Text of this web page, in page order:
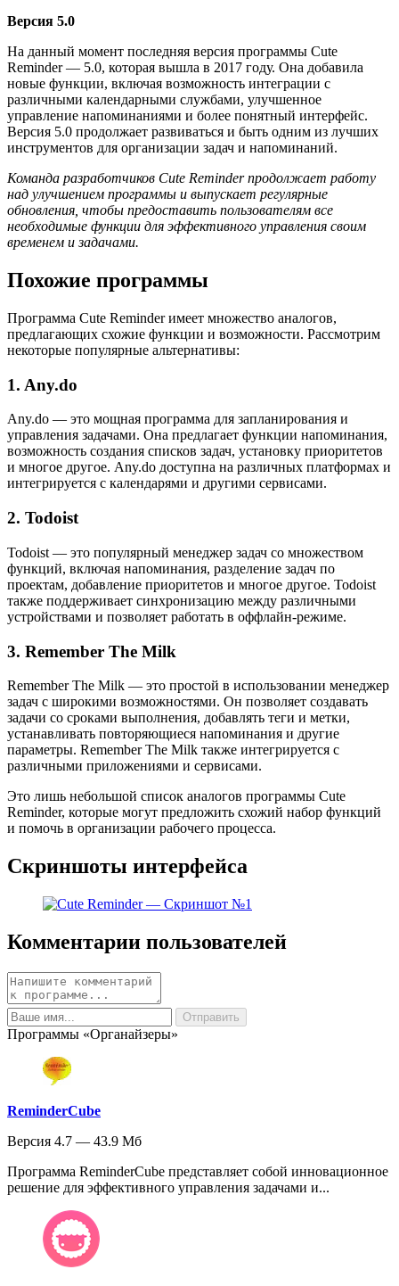
Версия 5.0
На данный момент последняя версия программы Cute
Reminder — 5.0, которая вышла в 2017 году. Она добавила
новые функции, включая возможность интеграции с
различными календарными службами, улучшенное
управление напоминаниями и более понятный интерфейс.
Версия 5.0 продолжает развиваться и быть одним из лучших
инструментов для организации задач и напоминаний.
Команда разработчиков Cute Reminder продолжает работу
над улучшением программы и выпускает регулярные
обновления, чтобы предоставить пользователям все
необходимые функции для эффективного управления своим
временем и задачами.
Похожие программы
Программа Cute Reminder имеет множество аналогов,
предлагающих схожие функции и возможности. Рассмотрим
некоторые популярные альтернативы:
1. Any.do
Any.do — это мощная программа для запланирования и
управления задачами. Она предлагает функции напоминания,
возможность создания списков задач, установку приоритетов
и многое другое. Any.do доступна на различных платформах и
интегрируется с календарями и другими сервисами.
2. Todoist
Todoist — это популярный менеджер задач со множеством
функций, включая напоминания, разделение задач по
проектам, добавление приоритетов и многое другое. Todoist
также поддерживает синхронизацию между различными
устройствами и позволяет работать в оффлайн-режиме.
3. Remember The Milk
Remember The Milk — это простой в использовании менеджер
задач с широкими возможностями. Он позволяет создавать
задачи со сроками выполнения, добавлять теги и метки,
устанавливать повторяющиеся напоминания и другие
параметры. Remember The Milk также интегрируется с
различными приложениями и сервисами.
Это лишь небольшой список аналогов программы Cute
Reminder, которые могут предложить схожий набор функций
и помочь в организации рабочего процесса.
Скриншоты интерфейса
Комментарии пользователей
Программы «Органайзеры»
ReminderCube
Версия 4.7 — 43.9 Мб
Программа ReminderCube представляет собой инновационное
решение для эффективного управления задачами и...